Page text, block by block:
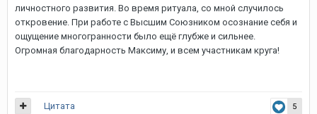
личностного развития. Во время ритуала, со мной случилось
откровение. При работе с Высшим Союзником осознание себя и
ощущение многогранности было ещё глубже и сильнее.
Огромная благодарность Максиму, и всем участникам круга!
5
Цитата